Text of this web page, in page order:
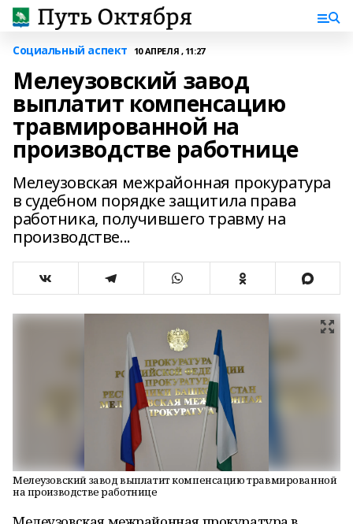
Социальный аспект 10 АПРЕЛЯ , 11:27
Мелеузовский завод
выплатит компенсацию
травмированной на
производстве работнице
Мелеузовская межрайонная прокуратура
в судебном порядке защитила права
работника, получившего травму на
производстве...
Мелеузовский завод выплатит компенсацию травмированной
на производстве работнице